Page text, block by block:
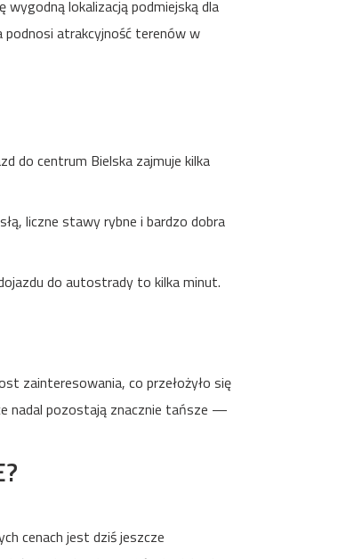
lokalizacją podmiejską dla
podnosi atrakcyjność terenów w
do centrum Bielska zajmuje kilka
liczne stawy rybne i bardzo dobra
do autostrady to kilka minut.
zainteresowania, co przełożyło się
nadal pozostają znacznie tańsze —
cenach jest dziś jeszcze